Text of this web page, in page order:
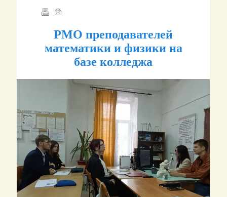
РМО преподавателей
математики и физики на
базе колледжа